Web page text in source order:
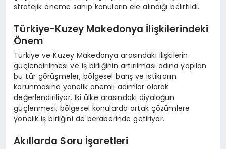
stratejik öneme sahip konuların ele alındığı belirtildi.
Türkiye-Kuzey Makedonya İlişkilerindeki
Önem
Türkiye ve Kuzey Makedonya arasındaki ilişkilerin
güçlendirilmesi ve iş birliğinin artırılması adına yapılan
bu tür görüşmeler, bölgesel barış ve istikrarın
korunmasına yönelik önemli adımlar olarak
değerlendiriliyor. İki ülke arasındaki diyaloğun
güçlenmesi, bölgesel konularda ortak çözümlere
yönelik iş birliğini de beraberinde getiriyor.
Akıllarda Soru İşaretleri